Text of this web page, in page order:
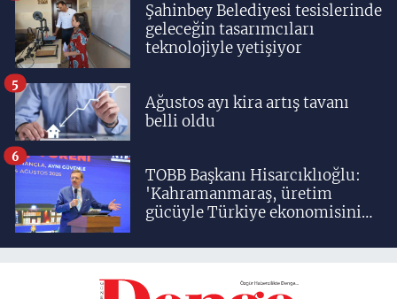
Şahinbey Belediyesi tesislerinde
geleceğin tasarımcıları
teknolojiyle yetişiyor
Ağustos ayı kira artış tavanı
belli oldu
5
TOBB Başkanı Hisarcıklıoğlu:
'Kahramanmaraş, üretim
gücüyle Türkiye ekonomisinin
birisidir'
6